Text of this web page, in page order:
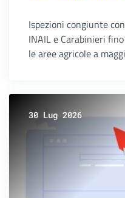
Ispezioni congiunte
INAIL e Carabinieri
le aree agricole a
30 Lug 2026